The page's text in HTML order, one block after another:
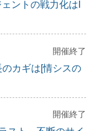
ントの戦力化はI
開催終了
のカギは[情シスの
開催終了